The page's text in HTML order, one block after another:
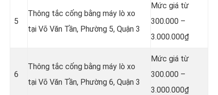
5
Thông tắc cống bằng máy lò xo
tại Võ Văn Tần, Phường 5, Quận 3
Mức giá từ
300.000 –
3.000.000₫
6
Thông tắc cống bằng máy lò xo
tại Võ Văn Tần, Phường 6, Quận 3
Mức giá từ
300.000 –
3.000.000₫